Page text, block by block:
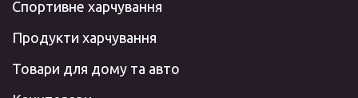
Спортивне харчування
Продукти харчування
Товари для дому та авто